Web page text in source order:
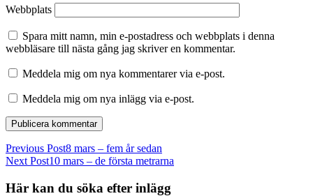
Webbplats
Spara mitt namn, min e-postadress och webbplats i denna
webbläsare till nästa gång jag skriver en kommentar.
Meddela mig om nya kommentarer via e-post.
Meddela mig om nya inlägg via e-post.
Previous Post8 mars – fem år sedan
Next Post10 mars – de första metrarna
Här kan du söka efter inlägg